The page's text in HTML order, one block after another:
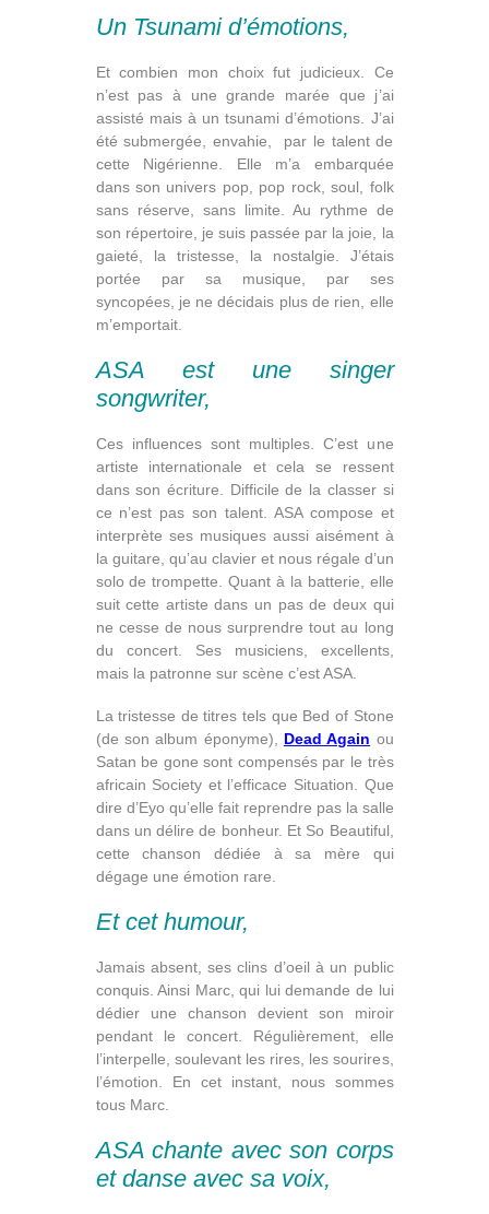
Un Tsunami d’émotions,
Et combien mon choix fut judicieux. Ce
n’est pas à une grande marée que j’ai
assisté mais à un tsunami d’émotions. J’ai
été submergée, envahie, par le talent de
cette Nigérienne. Elle m’a embarquée
dans son univers pop, pop rock, soul, folk
sans réserve, sans limite. Au rythme de
son répertoire, je suis passée par la joie, la
gaieté, la tristesse, la nostalgie. J’étais
portée par sa musique, par ses
syncopées, je ne décidais plus de rien, elle
m’emportait.
ASA est une singer
songwriter,
Ces influences sont multiples. C’est une
artiste internationale et cela se ressent
dans son écriture. Difficile de la classer si
ce n’est pas son talent. ASA compose et
interprète ses musiques aussi aisément à
la guitare, qu’au clavier et nous régale d’un
solo de trompette. Quant à la batterie, elle
suit cette artiste dans un pas de deux qui
ne cesse de nous surprendre tout au long
du concert. Ses musiciens, excellents,
mais la patronne sur scène c’est ASA.
La tristesse de titres tels que Bed of Stone
(de son album éponyme), Dead Again ou
Satan be gone sont compensés par le très
africain Society et l’efficace Situation. Que
dire d’Eyo qu’elle fait reprendre pas la salle
dans un délire de bonheur. Et So Beautiful,
cette chanson dédiée à sa mère qui
dégage une émotion rare.
Et cet humour,
Jamais absent, ses clins d’oeil à un public
conquis. Ainsi Marc, qui lui demande de lui
dédier une chanson devient son miroir
pendant le concert. Régulièrement, elle
l’interpelle, soulevant les rires, les sourires,
l’émotion. En cet instant, nous sommes
tous Marc.
ASA chante avec son corps
et danse avec sa voix,